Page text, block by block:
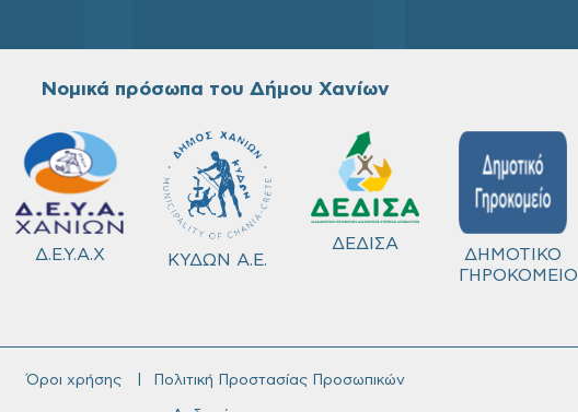
Νομικά πρόσωπα του Δήμου Χανίων
Δ.Ε.Υ.Α.Χ ΚΥΔΩΝ Α.Ε.
ΔΕΔΙΣΑ
ΔΗΜΟΤΙΚΟ
ΓΗΡΟΚΟΜΕΙΟ
Όροι χρήσης Πολιτική Προστασίας Προσωπικών